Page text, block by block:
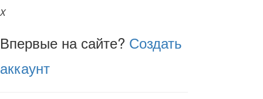
X
Впервые на сайте? Создать
аккаунт